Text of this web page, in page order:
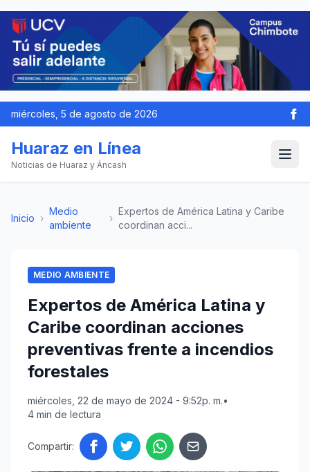
miércoles, 5 de agosto de 2026
Huaraz en Línea
Noticias de Huaraz y Áncash
Inicio ›
Medio
ambiente
›
Expertos de América Latina y Caribe
coordinan acci...
MEDIO AMBIENTE
Expertos de América Latina y
Caribe coordinan acciones
preventivas frente a incendios
forestales
miércoles, 22 de mayo de 2024 - 9:52p. m.•
4 min de lectura
Compartir: